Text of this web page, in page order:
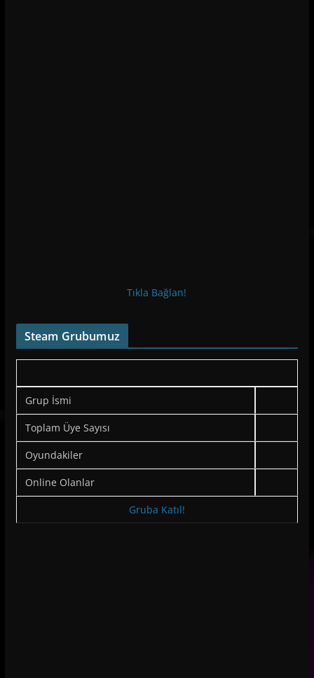
Tıkla Bağlan!
Steam Grubumuz
Grup İsmi
Toplam Üye Sayısı
Oyundakiler
Online Olanlar
Gruba Katıl!